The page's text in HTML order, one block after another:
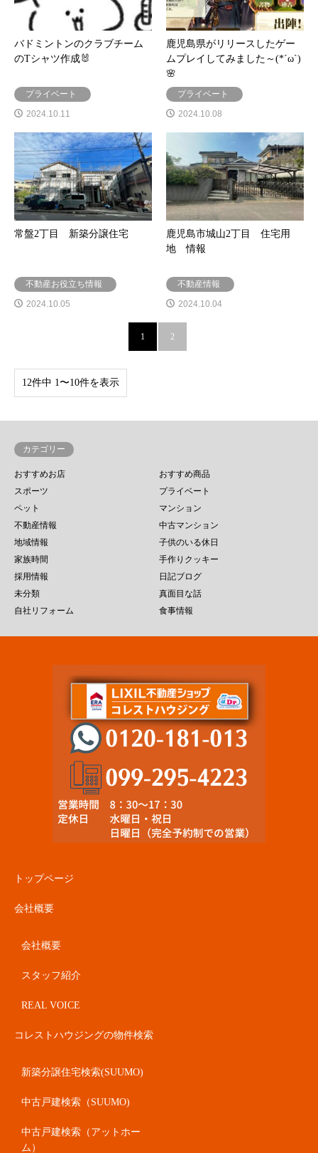
バドミントンのクラブチーム
のTシャツ作成🐰
プライベート
2024.10.11
鹿児島県がリリースしたゲー
ムプレイしてみました～(*´ω`)
🌸
プライベート
2024.10.08
常盤2丁目 新築分譲住宅
不動産お役立ち情報
2024.10.05
鹿児島市城山2丁目 住宅用
地 情報
不動産情報
2024.10.04
1 2
12件中 1〜10件を表示
カテゴリー
おすすめお店
おすすめ商品
スポーツ
プライベート
ペット
マンション
不動産情報
中古マンション
地域情報
子供のいる休日
家族時間
手作りクッキー
採用情報
日記ブログ
未分類
真面目な話
自社リフォーム
食事情報
トップページ
会社概要
会社概要
スタッフ紹介
REAL VOICE
コレストハウジングの物件検索
新築分譲住宅検索(SUUMO)
中古戸建検索（SUUMO)
中古戸建検索（アットホー
ム）